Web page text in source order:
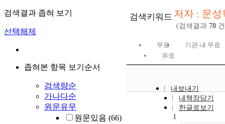
검색결과 좁혀 보기
선택해제
좁혀본 항목 보기순서
검색량순
가나다순
원문유무
원문있음 (66)
검색키워드 저자 : 문성
(검색결과 78
무료
기관 내 무료
유료
내보내기
내책장담기
한글로보기
1